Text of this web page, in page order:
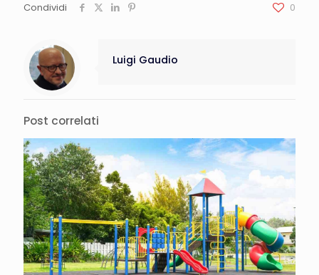
Condividi 0
Luigi Gaudio
Post correlati